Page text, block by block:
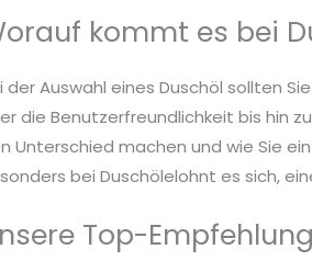
kommt es bei
der Auswahl eines Duschöl sollten
die Benutzerfreundlichkeit bis hin
Unterschied machen und wie Sie
bei Duschölelohnt es sich,
Top-